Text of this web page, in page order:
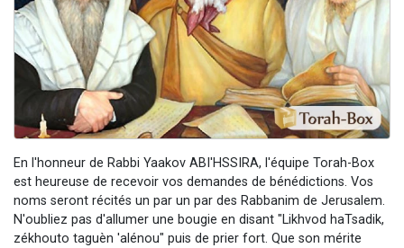
Il reste 49 places pour étudier en groupe sur Zoom
12 nouvelles musiques dans Torah-Box Music
3 personnes viennent de nous rejoindre sur WhatsApp
2 personnes viennent de nous rejoindre sur WhatsApp
2 personnes viennent de nous rejoindre sur WhatsApp
En l'honneur de Rabbi Yaakov ABI'HSSIRA, l'équipe Torah-Box
est heureuse de recevoir vos demandes de bénédictions. Vos
noms seront récités un par un par des Rabbanim de Jerusalem.
N'oubliez pas d'allumer une bougie en disant "Likhvod haTsadik,
zékhouto taguèn 'alénou" puis de prier fort. Que son mérite